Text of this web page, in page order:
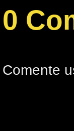
0
Comente